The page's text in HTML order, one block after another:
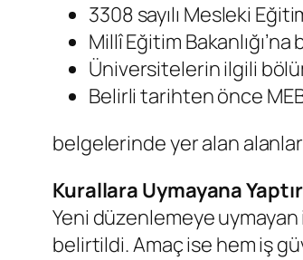
3308 sayılı Mesleki
Millî Eğitim
Üniversitelerin ilgili
Belirli tarihten önce
belgelerinde yer alan
Kurallara Uymayana
Yeni düzenlemeye uymayan
belirtildi. Amaç ise hem iş